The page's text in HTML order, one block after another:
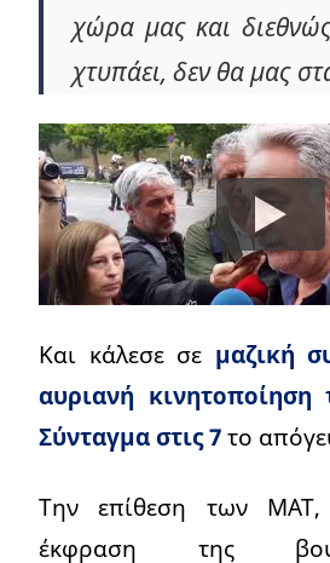
χώρα μας και
χτυπάει, δεν θα μας
Και κάλεσε σε μαζική
αυριανή
Σύνταγμα στις 7το
Την επίθεση των ΜΑΤ,
έκφραση της